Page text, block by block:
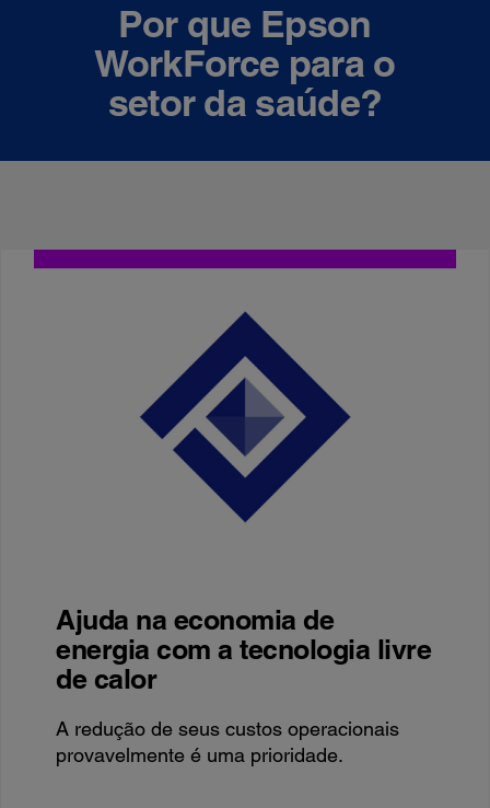
Por que Epson
WorkForce para o
setor da saúde?
Ajuda na economia de
energia com a tecnologia livre
de calor
A redução de seus custos operacionais
provavelmente é uma prioridade.